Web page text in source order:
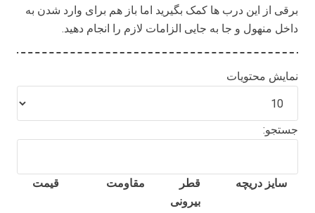
برقی از این درب ها کمک بگیرید اما باز هم برای وارد شدن به
داخل منهول و جا به جایی الزامات لازم را انجام دهید.
نمایش محتویات
جستجو:
سایز دریچه
قطر
بیرونی
مقاومت قیمت